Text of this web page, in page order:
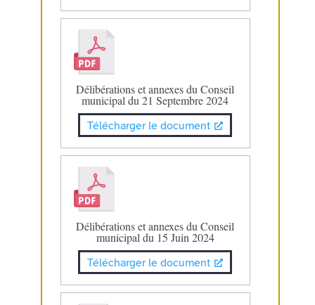
Délibérations et annexes du Conseil
municipal du 21 Septembre 2024
Télécharger le document
Délibérations et annexes du Conseil
municipal du 15 Juin 2024
Télécharger le document